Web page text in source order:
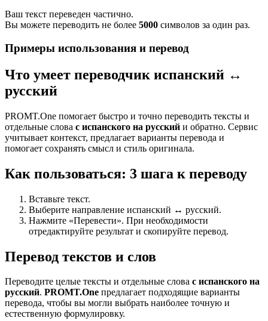
Ваш текст переведен частично.
Вы можете переводить не более 5000 символов за один раз.
Примеры использования и перевод
Что умеет переводчик испанский ↔
русский
PROMT.One помогает быстро и точно переводить тексты и
отдельные слова с испанского на русский и обратно. Сервис
учитывает контекст, предлагает варианты перевода и
помогает сохранять смысл и стиль оригинала.
Как пользоваться: 3 шага к переводу
Вставьте текст.
Выберите направление испанский ↔ русский.
Нажмите «Перевести». При необходимости
отредактируйте результат и скопируйте перевод.
Перевод текстов и слов
Переводите целые тексты и отдельные слова с испанского на
русский. PROMT.One предлагает подходящие варианты
перевода, чтобы вы могли выбрать наиболее точную и
естественную формулировку.